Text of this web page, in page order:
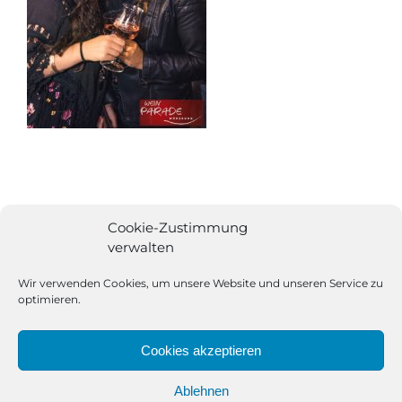
Cookie-Zustimmung
verwalten
Wir verwenden Cookies, um unsere Website und unseren Service zu
optimieren.
Cookies akzeptieren
Ablehnen